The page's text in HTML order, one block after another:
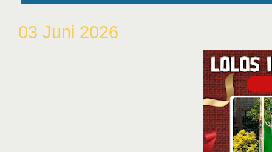
03 Juni 2026